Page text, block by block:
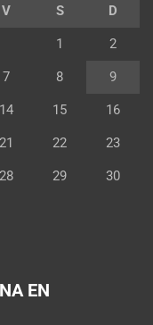
V S D
1 2
7 8 9
14 15 16
21 22 23
28 29 30
EN